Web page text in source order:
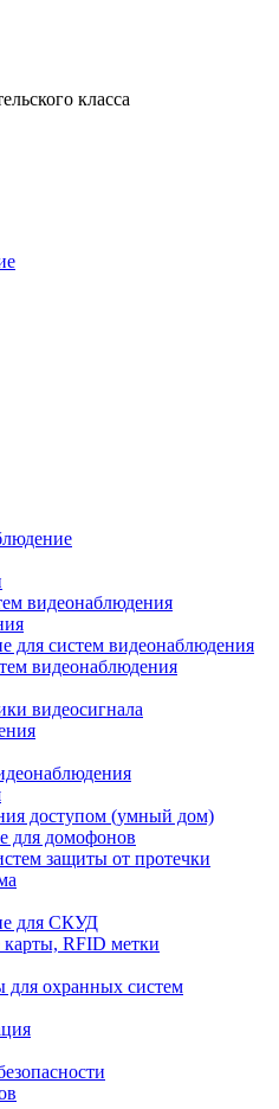
класса
видеонаблюдения
для систем видеонаблюдения
видеонаблюдения
видеосигнала
доступом (умный дом)
для домофонов
защиты от протечки
для СКУД
RFID метки
для охранных систем